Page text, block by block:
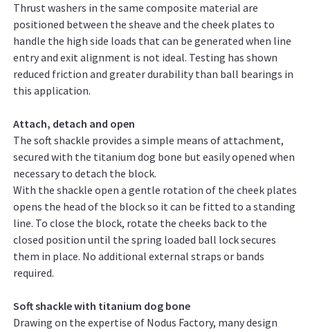
Thrust washers in the same composite material are
positioned between the sheave and the cheek plates to
handle the high side loads that can be generated when line
entry and exit alignment is not ideal. Testing has shown
reduced friction and greater durability than ball bearings in
this application.
Attach, detach and open
The soft shackle provides a simple means of attachment,
secured with the titanium dog bone but easily opened when
necessary to detach the block.
With the shackle open a gentle rotation of the cheek plates
opens the head of the block so it can be fitted to a standing
line. To close the block, rotate the cheeks back to the
closed position until the spring loaded ball lock secures
them in place. No additional external straps or bands
required.
Soft shackle with titanium dog bone
Drawing on the expertise of Nodus Factory, many design